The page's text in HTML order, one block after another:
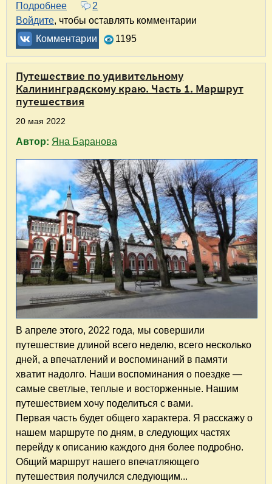
Подробнее о Путешествие по удивительному
2
Войдите, чтобы оставлять комментарии
Комментарии
1195
Путешествие по удивительному
Калининградскому краю. Часть 1. Маршрут
путешествия
20 мая 2022
Автор: Яна Баранова
В апреле этого, 2022 года, мы совершили
путешествие длиной всего неделю, всего несколько
дней, а впечатлений и воспоминаний в памяти
хватит надолго. Наши воспоминания о поездке —
самые светлые, теплые и восторженные. Нашим
путешествием хочу поделиться с вами.
Первая часть будет общего характера. Я расскажу о
нашем маршруте по дням, в следующих частях
перейду к описанию каждого дня более подробно.
Общий маршрут нашего впечатляющего
путешествия получился следующим...